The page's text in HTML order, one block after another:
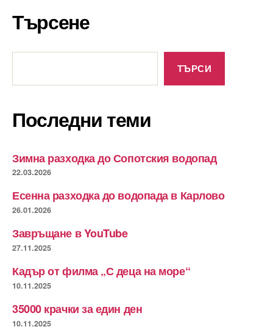
Търсене
ТЪРСИ
Последни теми
Зимна разходка до Сопотския водопад
22.03.2026
Есенна разходка до водопада в Карлово
26.01.2026
Завръщане в YouTube
27.11.2025
Кадър от филма „С деца на море“
10.11.2025
35000 крачки за един ден
10.11.2025